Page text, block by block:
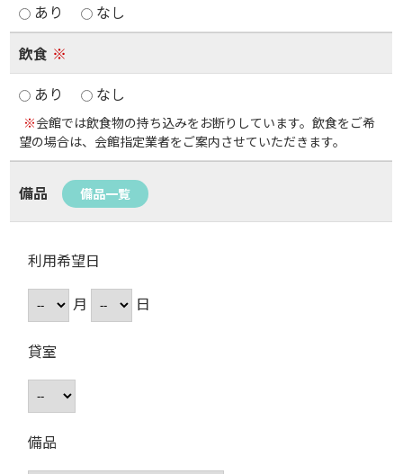
あり
なし
飲食 ※
あり
なし
※会館では飲食物の持ち込みをお断りしています。飲食をご希
望の場合は、会館指定業者をご案内させていただきます。
備品 備品一覧
利用希望日
月
日
貸室
備品